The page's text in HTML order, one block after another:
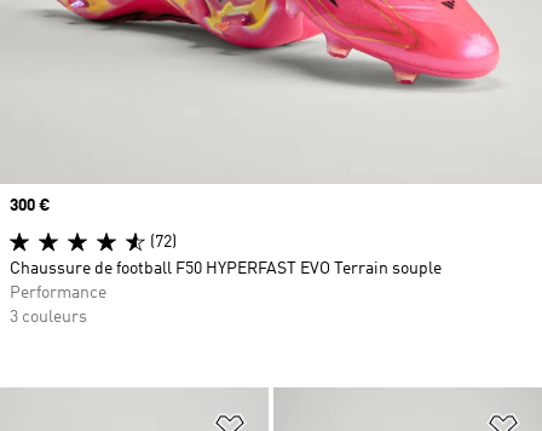
Ajouter à la Liste de produits
Prix
300 €
(72)
Chaussure de football F50 HYPERFAST EVO Terrain souple
Performance
3 couleurs